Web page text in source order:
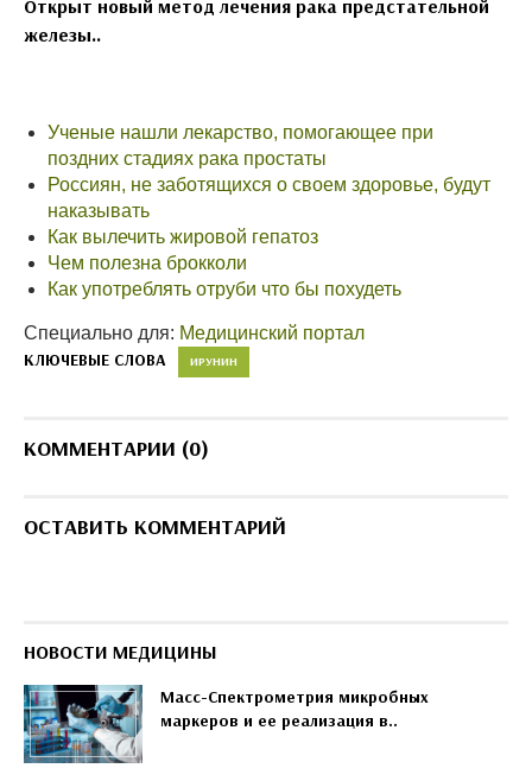
Открыт новый метод лечения рака предстательной
железы..
Ученые нашли лекарство, помогающее при
поздних стадиях рака простаты
Россиян, не заботящихся о своем здоровье, будут
наказывать
Как вылечить жировой гепатоз
Чем полезна брокколи
Как употреблять отруби что бы похудеть
Специально для: Медицинский портал
КЛЮЧЕВЫЕ СЛОВА ИРУНИН
КОММЕНТАРИИ (0)
ОСТАВИТЬ КОММЕНТАРИЙ
НОВОСТИ МЕДИЦИНЫ
Масс-Спектрометрия микробных
маркеров и ее реализация в..